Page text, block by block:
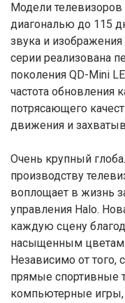
Модели телевизоров
диагональю до 115
звука и изображения
серии реализована
поколения QD-Mini
частота обновления
потрясающего
движения и
Очень крупный
производству
воплощает в жизнь
управления Halo.
каждую сцену
насыщенным
Независимо от того,
прямые спортивные
компьютерные